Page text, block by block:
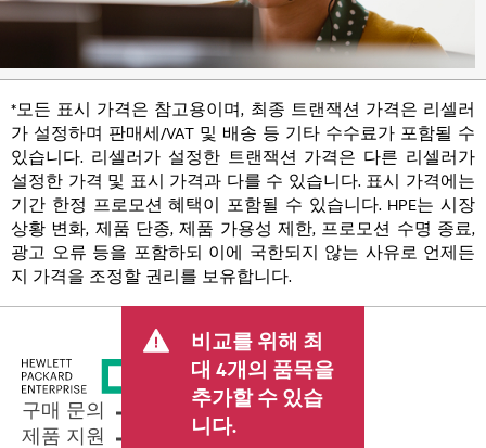
*모든 표시 가격은 참고용이며, 최종 트랜잭션 가격은 리셀러
가 설정하며 판매세/VAT 및 배송 등 기타 수수료가 포함될 수
있습니다. 리셀러가 설정한 트랜잭션 가격은 다른 리셀러가
설정한 가격 및 표시 가격과 다를 수 있습니다. 표시 가격에는
기간 한정 프로모션 혜택이 포함될 수 있습니다. HPE는 시장
상황 변화, 제품 단종, 제품 가용성 제한, 프로모션 수명 종료,
광고 오류 등을 포함하되 이에 국한되지 않는 사유로 언제든
지 가격을 조정할 권리를 보유합니다.
비교를 위해 최
대 4개의 품목을
추가할 수 있습
니다.
구매 문의
제품 지원